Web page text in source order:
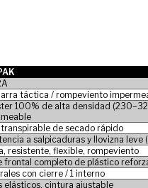
táctica / rompeviento
100% de alta densidad
de secado rápido
a salpicaduras y llovizna leve
resistente, flexible, rompeviento
frontal completo de plástico
con cierre / 1 interno
elásticos, cintura ajustable